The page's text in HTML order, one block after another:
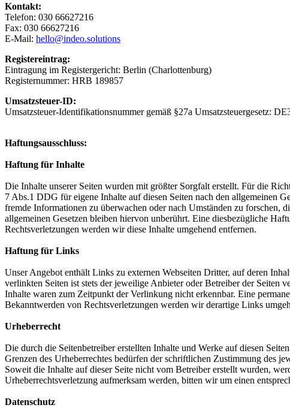
Kontakt:
Telefon: 030 66627216
Fax: 030 66627216
E-Mail: hello@indeo.solutions
Registereintrag:
Eintragung im Registergericht: Berlin (Charlottenburg)
Registernummer: HRB 189857
Umsatzsteuer-ID:
Umsatzsteuer-Identifikationsnummer gemäß §27a Umsatzsteuergesetz:
Haftungsausschluss:
Haftung für Inhalte
Die Inhalte unserer Seiten wurden mit größter Sorgfalt erstellt. Für die
7 Abs.1 DDG für eigene Inhalte auf diesen Seiten nach den allgemeinen
fremde Informationen zu überwachen oder nach Umständen zu
allgemeinen Gesetzen bleiben hiervon unberührt. Eine diesbezügliche
Rechtsverletzungen werden wir diese Inhalte umgehend entfernen.
Haftung für Links
Unser Angebot enthält Links zu externen Webseiten Dritter, auf deren
verlinkten Seiten ist stets der jeweilige Anbieter oder Betreiber der
Inhalte waren zum Zeitpunkt der Verlinkung nicht erkennbar. Eine
Bekanntwerden von Rechtsverletzungen werden wir derartige Links
Urheberrecht
Die durch die Seitenbetreiber erstellten Inhalte und Werke auf diesen
Grenzen des Urheberrechtes bedürfen der schriftlichen Zustimmung des
Soweit die Inhalte auf dieser Seite nicht vom Betreiber erstellt wurden,
Urheberrechtsverletzung aufmerksam werden, bitten wir um einen
Datenschutz